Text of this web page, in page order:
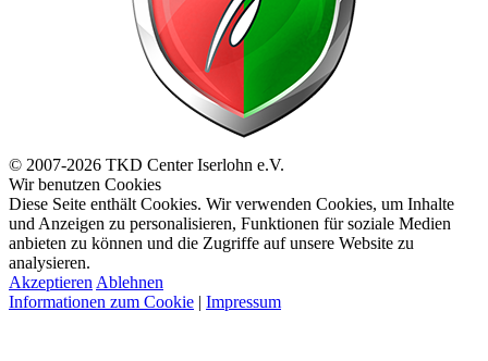
© 2007-2026 TKD Center Iserlohn e.V.
Wir benutzen Cookies
Diese Seite enthält Cookies. Wir verwenden Cookies, um Inhalte
und Anzeigen zu personalisieren, Funktionen für soziale Medien
anbieten zu können und die Zugriffe auf unsere Website zu
analysieren.
Akzeptieren Ablehnen
Informationen zum Cookie | Impressum